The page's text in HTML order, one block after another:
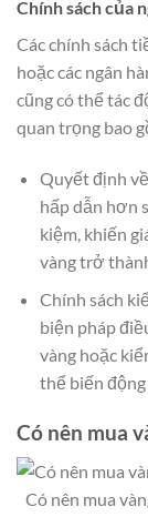
Chính sách của
Các chính sách
hoặc các ngân
cũng có thể tác
quan trọng bao
Quyết định
hấp dẫn hơn
kiệm, khiến
vàng trở
Chính sách
biện pháp
vàng hoặc
thể biến
Có nên mua
Có nên mua